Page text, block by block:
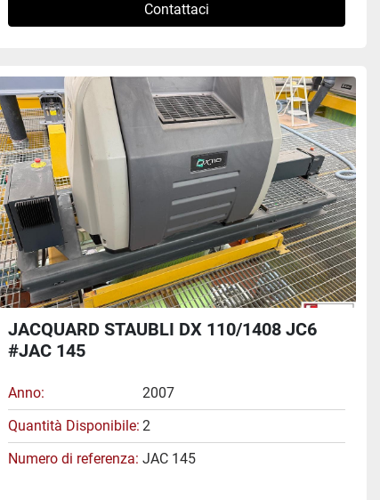
Contattaci
JACQUARD STAUBLI DX 110/1408 JC6
#JAC 145
Anno
2007
Quantità Disponibile 2
Numero di referenza JAC 145